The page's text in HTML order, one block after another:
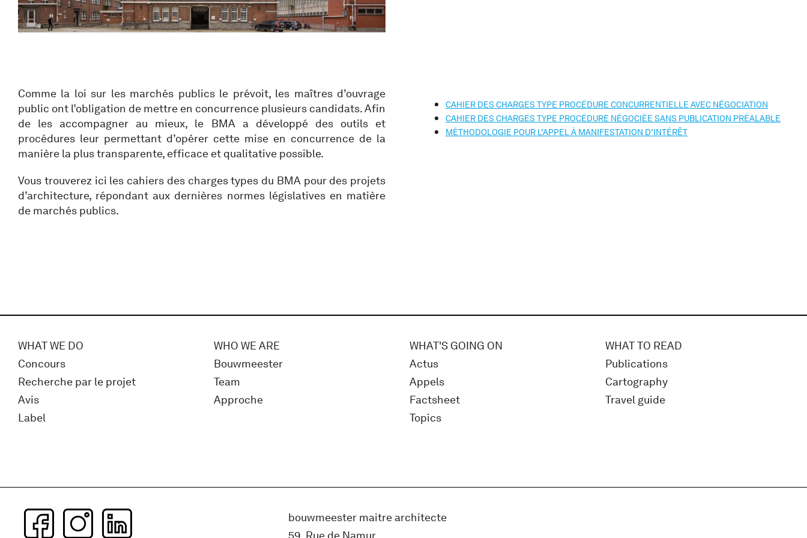
Comme la loi sur les marchés publics le prévoit, les maîtres d’ouvrage
public ont l’obligation de mettre en concurrence plusieurs candidats. Afin
de les accompagner au mieux, le BMA a développé des outils et
procédures leur permettant d’opérer cette mise en concurrence de la
manière la plus transparente, efficace et qualitative possible.
Vous trouverez ici les cahiers des charges types du BMA pour des projets
d’architecture, répondant aux dernières normes législatives en matière
de marchés publics.
CAHIER DES CHARGES TYPE PROCÉDURE CONCURRENTIELLE AVEC NÉGOCIATION
CAHIER DES CHARGES TYPE PROCÉDURE NÉGOCIÉE SANS PUBLICATION PRÉALABLE
MÉTHODOLOGIE POUR L’APPEL À MANIFESTATION D’INTÉRÊT
WHAT WE DO
Concours
Recherche par le projet
Avis
Label
WHO WE ARE
Bouwmeester
Team
Approche
WHAT'S GOING ON
Actus
Appels
Factsheet
Topics
WHAT TO READ
Publications
Cartography
Travel guide
bouwmeester maitre architecte